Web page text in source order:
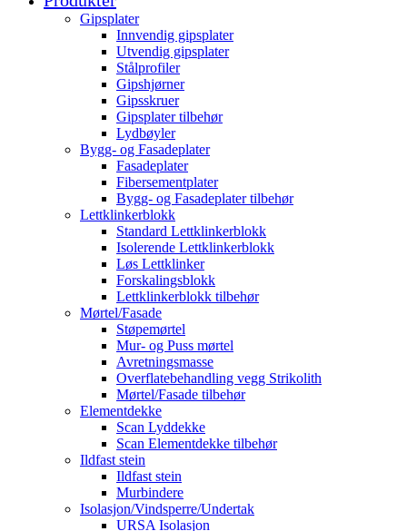
Gipsplater
Innvendig gipsplater
Utvendig gipsplater
Stålprofiler
Gipshjørner
Gipsskruer
Gipsplater tilbehør
Lydbøyler
Bygg- og Fasadeplater
Fasadeplater
Fibersementplater
Bygg- og Fasadeplater tilbehør
Lettklinkerblokk
Standard Lettklinkerblokk
Isolerende Lettklinkerblokk
Løs Lettklinker
Forskalingsblokk
Lettklinkerblokk tilbehør
Mørtel/Fasade
Støpemørtel
Mur- og Puss mørtel
Avretningsmasse
Overflatebehandling vegg Strikolith
Mørtel/Fasade tilbehør
Elementdekke
Scan Lyddekke
Scan Elementdekke tilbehør
Ildfast stein
Ildfast stein
Murbindere
Isolasjon/Vindsperre/Undertak
URSA Isolasjon